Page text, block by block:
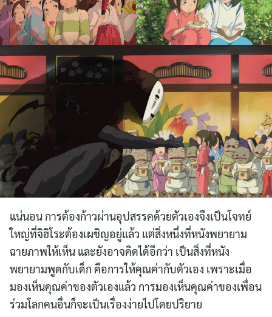
แน่นอน การต้องก้าวผ่านอุปสรรคด้วยตัวเองจึงเป็นโจทย์
ใหญ่ที่จิฮิโระต้องเผชิญอยู่แล้ว แต่สิ่งหนึ่งที่หนังพยายาม
ฉายภาพให้เห็น และยังอาจคิดได้อีกว่า เป็นสิ่งที่หนัง
พยายามพูดกับเด็ก คือการให้คุณค่ากับตัวเอง เพราะเมื่อ
มองเห็นคุณค่าของตัวเองแล้ว การมองเห็นคุณค่าของเพื่อน
ร่วมโลกคนอื่นก็จะเป็นเรื่องง่ายไปโดยปริยาย